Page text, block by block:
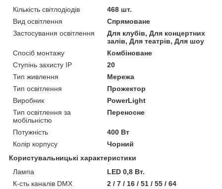
Кількість світлодіодів
468 шт.
Вид освітлення
Спрямоване
Застосування освітлення
Для клубів, Для концертних
залів, Для театрів, Для шоу
Спосіб монтажу
Комбіноване
Ступінь захисту IP
20
Тип живлення
Мережа
Тип освітлення
Прожектор
Виробник
PowerLight
Тип освітлення за
мобільністю
Переносне
Потужність
400 Вт
Колір корпусу
Чорний
Користувальницькі характеристики
Лампа
LED 0,8 Вт.
К-сть каналів DMX
2 / 7 / 16 / 51 / 55 / 64